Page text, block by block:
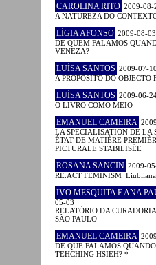
CAROLINA RITO 2009-08-
A NATUREZA DO
LÍGIA AFONSO 2009-08-03
DE QUEM FALAMOS
VENEZA?
LUÍSA SANTOS 2009-07-10
A PROPÓSITO DO OBJECTO
LUÍSA SANTOS 2009-06-
O LIVRO COMO MEIO
EMANUEL CAMEIRA
LA SPÉCIALISATION DE LA
ÉTAT DE MATIÈRE
PICTURALE STABILISÉE
ROSANA SANCIN 2009-
RE.ACT FEMINISM_Liubliana
IVO MESQUITA E ANA
05-03
RELATÓRIO DA
SÃO PAULO
EMANUEL CAMEIRA
DE QUE FALAMOS
TEHCHING HSIEH? *